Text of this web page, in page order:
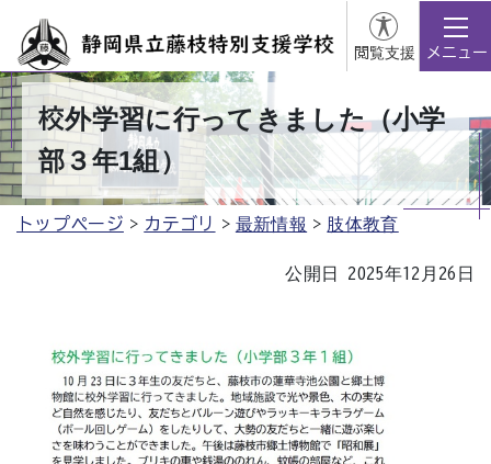
閲覧支援 メニュー
校外学習に行ってきました（小学
部３年1組）
トップページ カテゴリ 最新情報 肢体教育
公開日 2025年12月26日